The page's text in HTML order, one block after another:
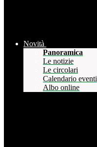
Novità
Panoramica
Le notizie
Le circolari
Calendario eventi
Albo online